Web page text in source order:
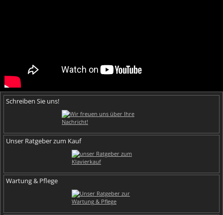
Schreiben Sie uns!
Unser Ratgeber zum Kauf
Wartung & Pflege